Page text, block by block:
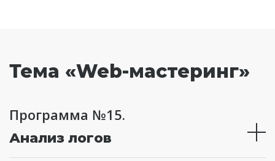
Тема «Web-мастеринг»
Программа №15.
Анализ логов